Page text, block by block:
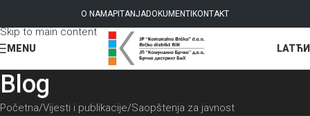
Skip to navigation
Skip to main content
O NAMAPITANJADOKUMENTI KONTAKT
MENU LAT
Blog
Početna Vijesti i publikacije Saopštenja za javnost